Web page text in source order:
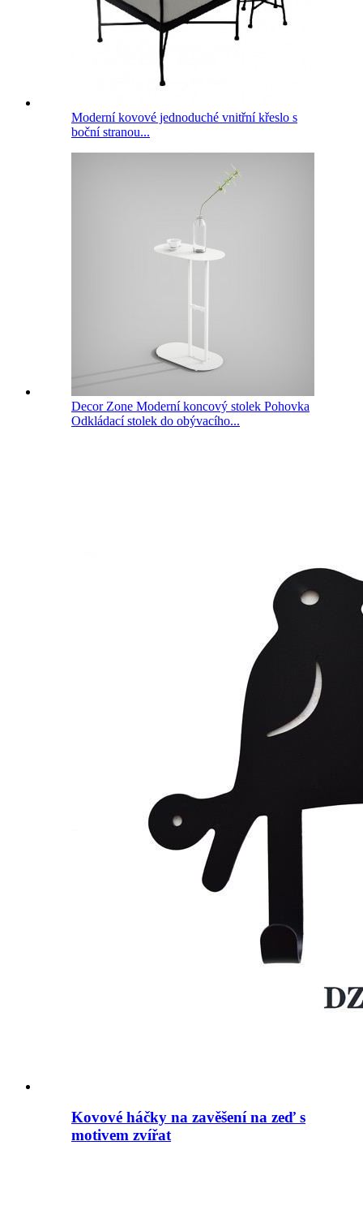
Moderní kovové jednoduché vnitřní křeslo s
boční stranou...
Decor Zone Moderní koncový stolek Pohovka
Odkládací stolek do obývacího...
Kovové háčky na zavěšení na zeď s
motivem zvířat